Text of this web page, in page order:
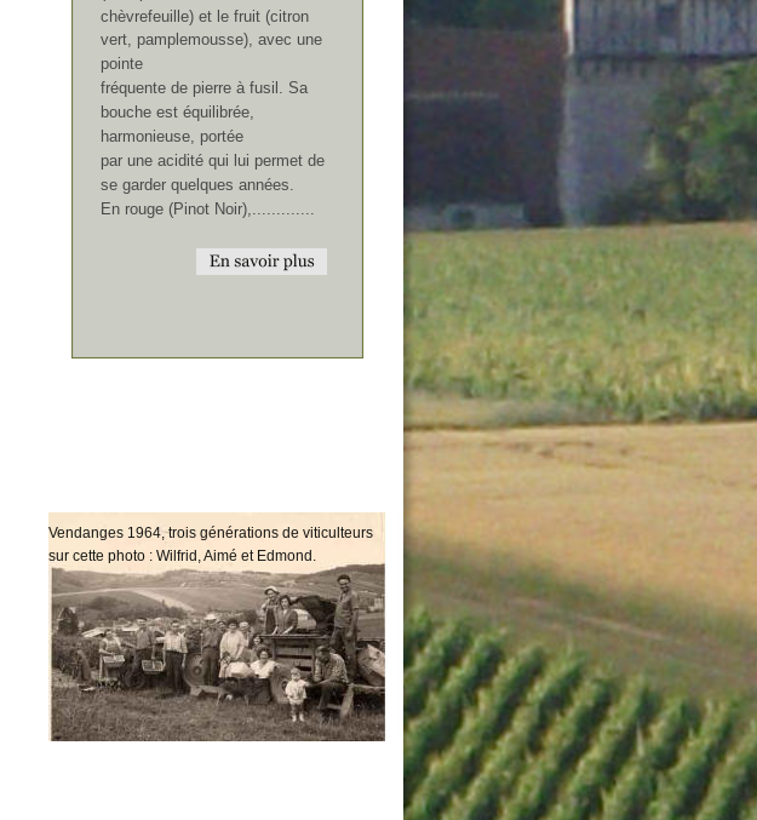
chèvrefeuille) et le fruit (citron
vert, pamplemousse), avec une
pointe
fréquente de pierre à fusil. Sa
bouche est équilibrée,
harmonieuse, portée
par une acidité qui lui permet de
se garder quelques années.
En rouge (Pinot Noir),.............
Vendanges 1964, trois générations de viticulteurs
sur cette photo : Wilfrid, Aimé et Edmond.